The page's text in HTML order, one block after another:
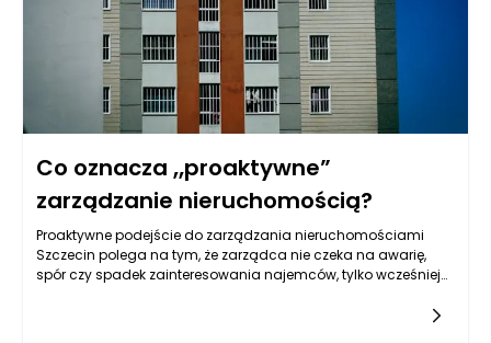
dobrym znakiem jakości są też warstwy zabezpieczające
drewno, które chronią je przed wilgocią i insektami.
Co oznacza „proaktywne”
zarządzanie nieruchomością?
Proaktywne podejście do zarządzania nieruchomościami
Szczecin polega na tym, że zarządca nie czeka na awarię,
spór czy spadek zainteresowania najemców, tylko wcześniej